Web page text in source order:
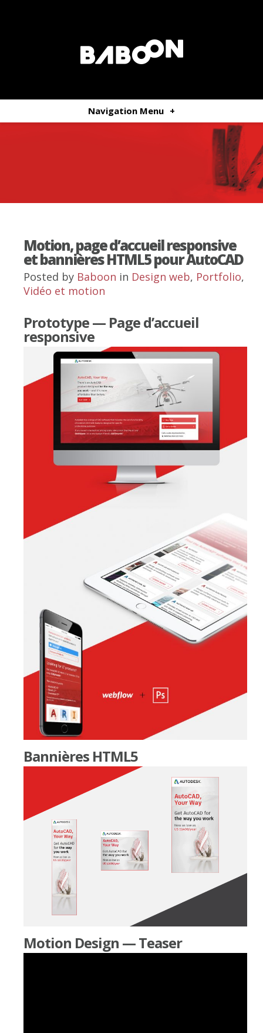
Navigation Menu +
Motion, page d’accueil responsive
et bannières HTML5 pour AutoCAD
Posted by Baboon in Design web, Portfolio,
Vidéo et motion
Prototype — Page d’accueil
responsive
Bannières HTML5
Motion Design — Teaser